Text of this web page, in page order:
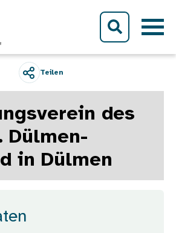
Teilen
des
Dülmen-
in Dülmen